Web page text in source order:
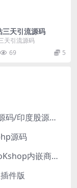
三天引流源码
天引流源码
69 5
海外股票交易源码/港股泰股/美股源码/印度股源码/马拉西亚股票源码/国际股票配资
源码
Java多语言跨境电商外贸商城TikToKshop内嵌商城I商家入驻I一键铺
件版